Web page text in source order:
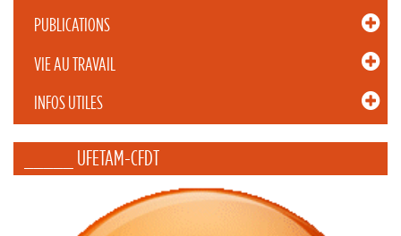
PUBLICATIONS
VIE AU TRAVAIL
INFOS UTILES
_____ UFETAM-CFDT